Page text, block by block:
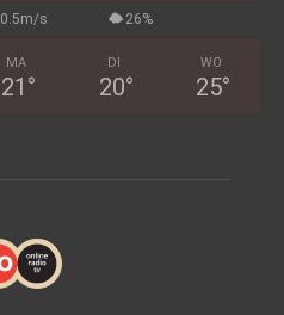
0.5m/s 26%
MA
21 °
DI
20°
WO
25°